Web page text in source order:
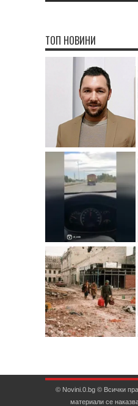
ТОП НОВИНИ
© Novini.0.bg © Всички
материали се